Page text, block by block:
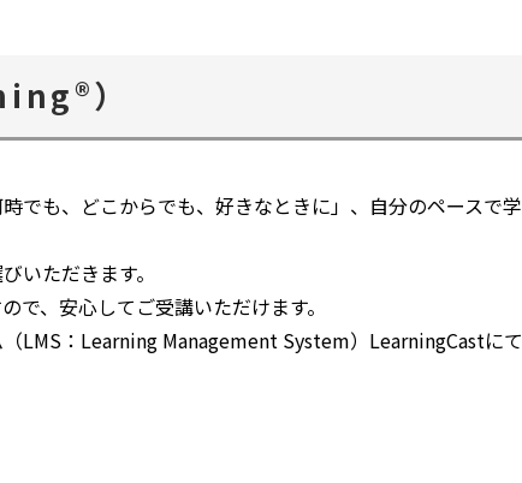
で
く
）
でも、どこからでも、好きなときに」、自分のペースで学
いただきます。
で、安心してご受講いただけます。
LMS：Learning Management System）LearningCastにて